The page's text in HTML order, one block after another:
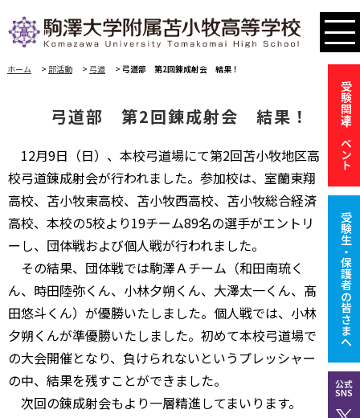
受験関連イベント
受験生・保護者の皆さまへ
公式
SNS
ホーム > 部活動 > 弓道 > 弓道部 第2回錬成射会 結果！
弓道部 第2回錬成射会 結果！
12月9日（日）、本校弓道場にて第2回苫小牧地区高
校弓道錬成射会が行われました。参加校は、室蘭東翔
高校、苫小牧東高校、苫小牧西高校、苫小牧総合経済
高校、本校の5校より19チーム89名の選手がエントリ
ーし、団体戦および個人戦が行われました。
その結果、団体戦では駒澤Ａチーム（和田南琉く
ん、時田陸弥くん、小林夕朔くん、大澤太一くん、髙
田悠斗くん）が優勝いたしました。個人戦では、小林
夕朔くんが準優勝いたしました。初めて本校弓道場で
の大会開催となり、負けられないというプレッシャー
の中、結果を残すことができました。
次回の錬成射会もより一層精進してまいります。